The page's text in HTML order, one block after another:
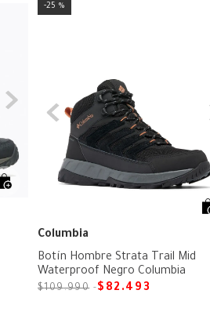
25 %
Columbia
Botín Hombre Strata Trail Mid
Waterproof Negro Columbia
$109.990 $ 82 .493